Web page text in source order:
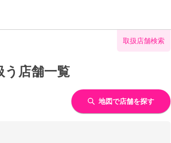
取扱店舗検索
う店舗一覧
地図で店舗を探す